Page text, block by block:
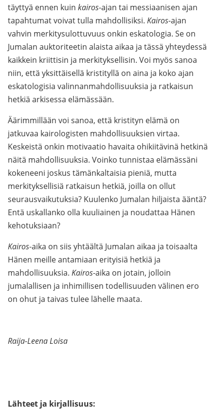
täyttyä ennen kuin kairos-ajan tai messiaanisen ajan
tapahtumat voivat tulla mahdollisiksi. Kairos-ajan
vahvin merkitysulottuvuus onkin eskatologia. Se on
Jumalan auktoriteetin alaista aikaa ja tässä yhteydessä
kaikkein kriittisin ja merkityksellisin. Voi myös sanoa
niin, että yksittäisellä kristityllä on aina ja koko ajan
eskatologisia valinnanmahdollisuuksia ja ratkaisun
hetkiä arkisessa elämässään.
Äärimmillään voi sanoa, että kristityn elämä on
jatkuvaa kairologisten mahdollisuuksien virtaa.
Keskeistä onkin motivaatio havaita ohikiitävinä hetkinä
näitä mahdollisuuksia. Voinko tunnistaa elämässäni
kokeneeni joskus tämänkaltaisia pieniä, mutta
merkityksellisiä ratkaisun hetkiä, joilla on ollut
seurausvaikutuksia? Kuulenko Jumalan hiljaista ääntä?
Entä uskallanko olla kuuliainen ja noudattaa Hänen
kehotuksiaan?
Kairos-aika on siis yhtäältä Jumalan aikaa ja toisaalta
Hänen meille antamiaan erityisiä hetkiä ja
mahdollisuuksia. Kairos-aika on jotain, jolloin
jumalallisen ja inhimillisen todellisuuden välinen ero
on ohut ja taivas tulee lähelle maata.
Raija-Leena Loisa
Lähteet ja kirjallisuus: